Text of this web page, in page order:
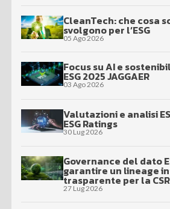
CleanTech: che cosa
svolgono per l’ESG
05 Ago 2026
Focus su AI e
ESG 2025 JAGGAER
03 Ago 2026
Valutazioni e analisi
ESG Ratings
30 Lug 2026
Governance del dato
garantire un lineage
trasparente per la
27 Lug 2026